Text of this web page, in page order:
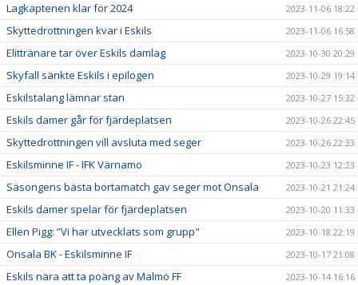
Lagkaptenen klar för 2024 2023-11-06 18:22
Skyttedrottningen kvar i Eskils 2023-11-06 16:58
Elittränare tar över Eskils damlag 2023-10-30 20:29
Skyfall sänkte Eskils i epilogen 2023-10-29 19:14
Eskilstalang lämnar stan 2023-10-27 15:32
Eskils damer går för fjärdeplatsen 2023-10-26 22:45
Skyttedrottningen vill avsluta med seger 2023-10-26 22:33
Eskilsminne IF - IFK Värnamo 2023-10-23 12:23
Säsongens bästa bortamatch gav seger mot Onsala 2023-10-21 21:24
Eskils damer spelar för fjärdeplatsen 2023-10-20 11:33
Ellen Pigg: ”Vi har utvecklats som grupp" 2023-10-18 22:19
Onsala BK - Eskilsminne IF 2023-10-17 21:08
Eskils nära att ta poäng av Malmö FF 2023-10-14 16:16